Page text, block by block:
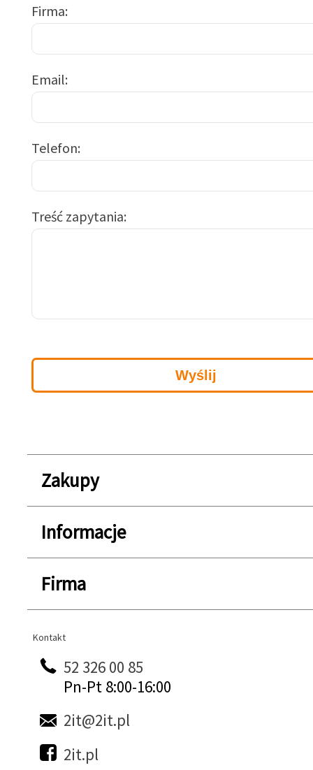
Firma
Email
Telefon
Treść zapytania
Zakupy
Informacje
Firma
Kontakt
Kontakt
52 326 00 85
Pn-Pt 8:00-16:00
2it@2it.pl
2it.pl